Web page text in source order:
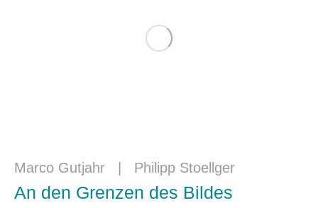
Marco Gutjahr Philipp Stoellger
An den Grenzen des Bildes